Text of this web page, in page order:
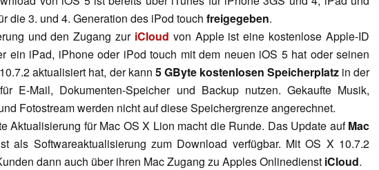
die 3. und 4. Generation des iPod touch freigegeben.
und den Zugang zur iCloud von Apple ist eine kostenlose Apple-ID
ein iPad, iPhone oder iPod touch mit dem neuen iOS 5 hat oder seinen
aktualisiert hat, der kann 5 GByte kostenlosen Speicherplatzin der
E-Mail, Dokumenten-Speicher und Backup nutzen. Gekaufte Musik,
Fotostream werden nicht auf diese Speichergrenze angerechnet.
Aktualisierung für Mac OS X Lion macht die Runde. Das Update aufMac
als Softwareaktualisierung zum Download verfügbar. Mit OS X 10.7.2
dann auch über ihren Mac Zugang zu Apples Onlinedienst iCloud.